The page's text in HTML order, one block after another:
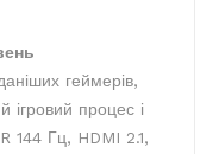
геймерів,
ігровий процес і
144 Гц, HDMI 2.1,